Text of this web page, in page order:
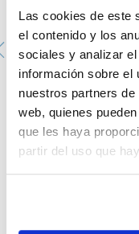
Las cookies de este
el contenido y los
sociales y analizar
información sobre el
nuestros partners
web, quienes
que les haya
partir del uso que
Contenedor de
jeringas.
DEL-232829
Envase: x u.
Disponibilidad: Ver
Mi precio: